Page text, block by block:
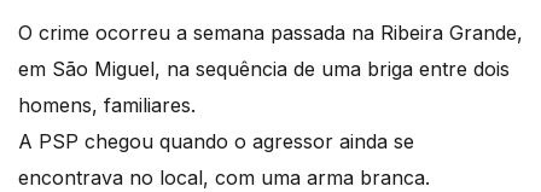
O crime ocorreu a semana passada na Ribeira Grande,
em São Miguel, na sequência de uma briga entre dois
homens, familiares.
A PSP chegou quando o agressor ainda se
encontrava no local, com uma arma branca.